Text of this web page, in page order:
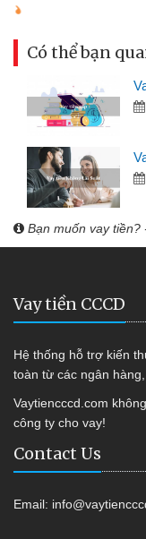
Có thể bạn
Bạn muốn vay tiền?
Vay tiền CCCD
Hệ thống hỗ trợ kiến
toàn từ các ngân
Vaytiencccd.com
công ty cho vay!
Contact Us
Email: